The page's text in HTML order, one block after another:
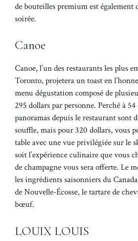
de bouteilles premium est également
soirée.
Canoe
Canoe, l’un des restaurants les plus
Toronto, projetera un toast en
menu dégustation composé de
295 dollars par personne. Perché à
panoramas depuis le restaurant sont
souffle, mais pour 320 dollars, vous
table avec une vue privilégiée sur le
soit l’expérience culinaire que vous
de champagne vous sera offerte. Le
les ingrédients saisonniers du
de Nouvelle-Écosse, le tartare de
bœuf.
LOUIX LOUIS